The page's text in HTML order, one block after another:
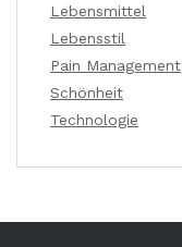
Lebensmittel
Lebensstil
Pain Management
Schönheit
Technologie